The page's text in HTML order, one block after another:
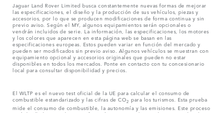
Jaguar Land Rover Limited busca constantemente nuevas formas de mejorar
las especificaciones, el diseño y la producción de sus vehículos, piezas y
accesorios, por lo que se producen modificaciones de forma continua y sin
previo aviso. Según el MY, algunos equipamientos serán opcionales o
vendrán incluidos de serie. La información, las especificaciones, los motores
y los colores que aparecen en esta página web se basan en las
especificaciones europeas. Estos pueden variar en función del mercado y
pueden ser modificados sin previo aviso. Algunos vehículos se muestran con
equipamiento opcional y accesorios originales que pueden no estar
disponibles en todos los mercados. Ponte en contacto con tu concesionario
local para consultar disponibilidad y precios.
El WLTP es el nuevo test oficial de la UE para calcular el consumo de
combustible estandarizado y las cifras de CO2 para los turismos. Esta prueba
mide el consumo de combustible, la autonomía y las emisiones. Este proceso